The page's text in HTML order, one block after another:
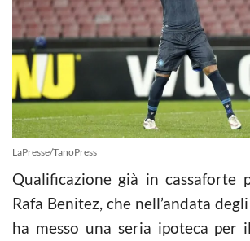
LaPresse/TanoPress
Qualificazione già in cassaforte
Rafa Benitez, che nell’andata
ha messo una seria ipoteca per